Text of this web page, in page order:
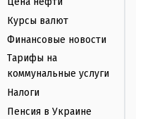
Курсы валют
Финансовые новости
Тарифы на
коммунальные услуги
Налоги
Пенсия в Украине